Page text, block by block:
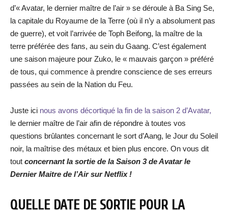
d’« Avatar, le dernier maître de l’air » se déroule à Ba Sing Se,
la capitale du Royaume de la Terre (où il n’y a absolument pas
de guerre), et voit l’arrivée de Toph Beifong, la maître de la
terre préférée des fans, au sein du Gaang. C’est également
une saison majeure pour Zuko, le « mauvais garçon » préféré
de tous, qui commence à prendre conscience de ses erreurs
passées au sein de la Nation du Feu.
Juste ici nous avons décortiqué la fin de la saison 2 d’Avatar,
le dernier maître de l’air afin de répondre à toutes vos
questions brûlantes concernant le sort d’Aang, le Jour du Soleil
noir, la maîtrise des métaux et bien plus encore. On vous dit
tout concernant la sortie de la Saison 3 de Avatar le
Dernier Maitre de l’Air sur Netflix !
QUELLE DATE DE SORTIE POUR LA